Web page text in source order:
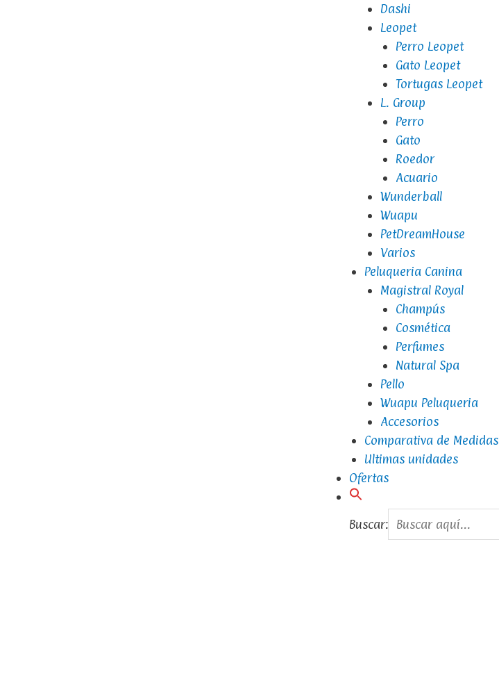
Dashi
Leopet
Perro Leopet
Gato Leopet
Tortugas Leopet
L. Group
Perro
Gato
Roedor
Acuario
Wunderball
Wuapu
PetDreamHouse
Varios
Peluqueria Canina
Magistral Royal
Champús
Cosmética
Perfumes
Natural Spa
Pello
Wuapu Peluqueria
Accesorios
Comparativa de Medidas
Ultimas unidades
Ofertas
Buscar: